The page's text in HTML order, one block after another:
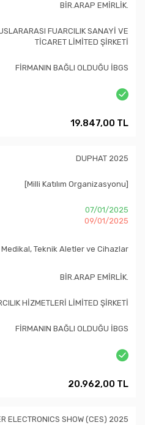
BİR.ARAP EMİRLİK.
FUARCILIK SANAYİ VE
TİCARET LİMİTED ŞİRKETİ
FİRMANIN BAĞLI OLDUĞU İBGS
19.847,00 TL
DUPHAT 2025
[Milli Katılım Organizasyonu]
07/01/2025
09/01/2025
Medikal, Teknik Aletler ve Cihazlar
BİR.ARAP EMİRLİK.
HİZMETLERİ LİMİTED ŞİRKETİ
FİRMANIN BAĞLI OLDUĞU İBGS
20.962,00 TL
ELECTRONICS SHOW (CES) 2025